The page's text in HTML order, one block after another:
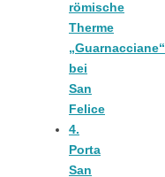
römische
Therme
„Guarnacciane“
bei
San
Felice
4.
Porta
San